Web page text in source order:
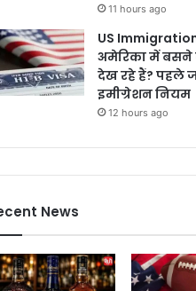
11 hours ago
US
अमेरिका में बसने
देख रहे हैं? पहले
इमीग्रेशन नियम
12 hours ago
News